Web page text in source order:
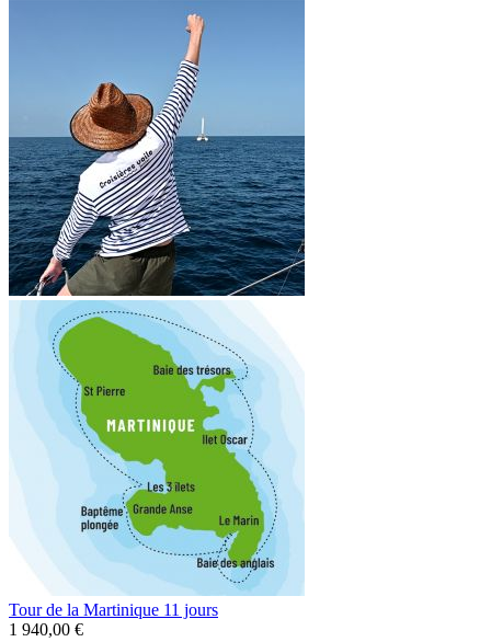
Tour de la Martinique 11 jours
1 940,00 €